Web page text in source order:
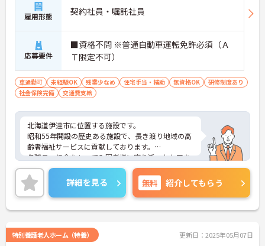
雇用形態 契約社員・嘱託社員
応募要件
■資格不問 ※普通自動車運転免許必須（Ａ
Ｔ限定不可）
車通勤可 未経験OK 残業少なめ 住宅手当・補助 無資格OK
研修制度あり
社会保険完備
交通費支給
北海道伊達市に位置する施設です。
昭和55年開設の歴史ある施設で、長き渡り地域の高
齢者福祉サービスに貢献しております。
各職員、信念をもって入園者様に寄り添ったケアを
心がけています。
ご興味ある方には、面接対策ポイントなど、さらに
詳細をお話しいたしますのでお気軽にご相談くださ
い！
詳細を見る 無料 紹介してもらう
特別養護老人ホーム（特養） 更新日：2025年05月07日